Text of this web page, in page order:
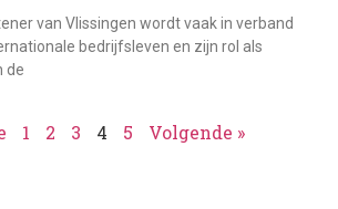
van Vlissingen wordt vaak in verband
bedrijfsleven en zijn rol als
de
1 2 3 4 5 Volgende »